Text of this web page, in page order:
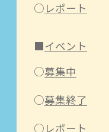
レポート
イベント
募集中
募集終了
レポート